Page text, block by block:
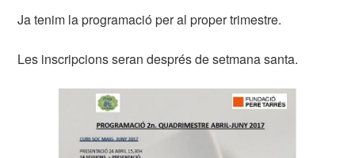
Ja tenim la programació per al proper trimestre.
Les inscripcions seran després de setmana santa.